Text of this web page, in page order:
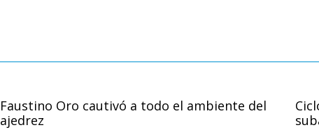
Faustino Oro cautivó a todo el ambiente del
ajedrez